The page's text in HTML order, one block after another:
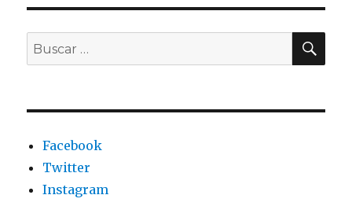
Buscar
por:
Facebook
Twitter
Instagram